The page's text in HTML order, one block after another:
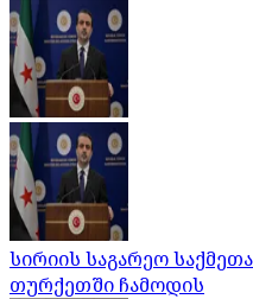
სირიის საგარეო
თურქეთში ჩამოდის